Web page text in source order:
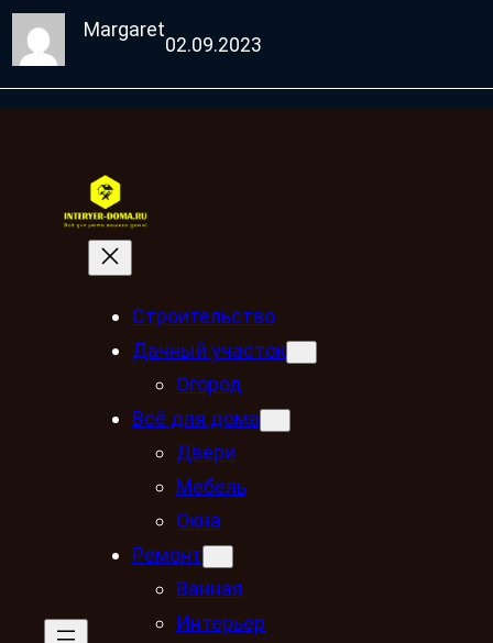
Margaret
02.09.2023
Строительство
Дачный участок
Огород
Всё для дома
Двери
Мебель
Окна
Ремонт
Ванная
Интерьер